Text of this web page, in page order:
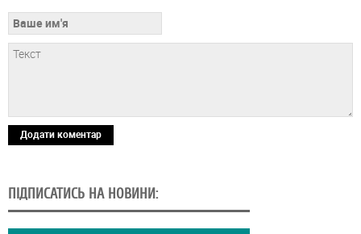
Додати коментар
ПІДПИСАТИСЬ НА НОВИНИ: